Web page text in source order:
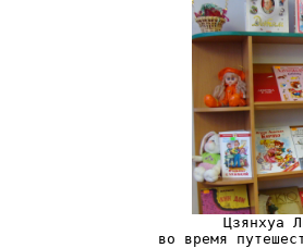
Цзянхуа
во время